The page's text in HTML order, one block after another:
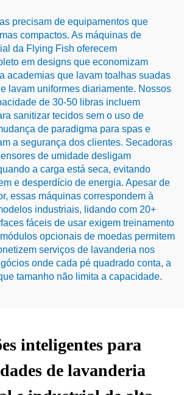
precisam de equipamentos que
compactos. As máquinas de
da Flying Fish oferecem
em designs que economizam
academias que lavam toalhas suadas
lavam uniformes diariamente. Nossos
de 30-50 libras incluem
sanitizar tecidos sem o uso de
de paradigma para spas e
a segurança dos clientes. Secadoras
de umidade desligam
a carga está seca, evitando
e desperdício de energia. Apesar de
essas máquinas correspondem à
industriais, lidando com 20+
fáceis de usar exigem treinamento
opcionais de moedas permitem
serviços de lavanderia nos
onde cada pé quadrado conta, a
tamanho não limita a capacidade.
inteligentes para
de lavanderia